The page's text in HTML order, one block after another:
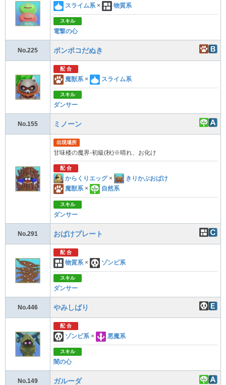
スライム系 × 物質系
スキル
電撃の心
No.225 ポンポコだぬき
配 合
魔獣系 × スライム系
スキル
ダンサー
No.155 ミノーン
出現場所
甘味楼の魔界-初級(秋)※晴れ、お化け
配 合
からくりエッグ ×
きりかぶおばけ
魔獣系 × 自然系
スキル
ダンサー
No.291 おばけプレート
配 合
物質系 × ゾンビ系
スキル
ダンサー
No.446 やみしばり
配 合
ゾンビ系 × 悪魔系
スキル
闇の心
No.149 ガルーダ